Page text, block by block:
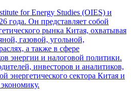
for Energy Studies (OIES) и
года. Он представляет собой
рынка Китая, охватывая
газовой, угольной,
а также в сфере
энергии и налоговой политики.
инвесторов и аналитиков,
энергетического сектора Китая и